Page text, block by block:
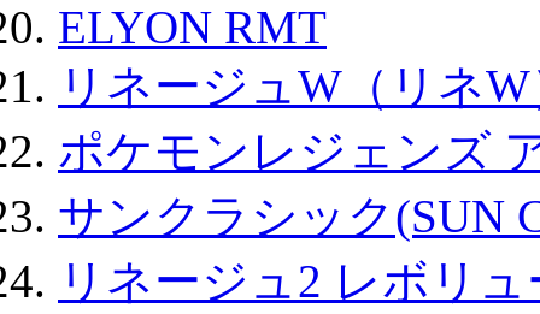
ELYON RMT
リネージュW（リネ
ポケモンレジェンズ
サンクラシック(SUN
リネージュ2 レボリ